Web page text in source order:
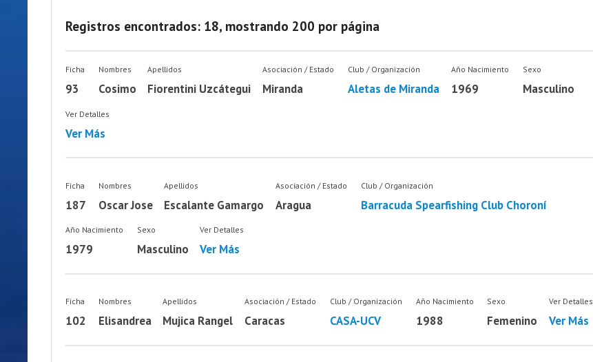
Registros encontrados: 18, mostrando 200 por página
Ficha
93
Nombres
Cosimo
Apellidos
Fiorentini Uzcátegui
Asociación / Estado
Miranda
Club / Organización
Aletas de Miranda
Año Nacimiento
1969
Sexo
Masculino
Ver Detalles
Ver Más
Ficha
187
Nombres
Oscar Jose
Apellidos
Escalante Gamargo
Asociación / Estado
Aragua
Club / Organización
Barracuda Spearfishing Club Choroní
Año Nacimiento
1979
Sexo
Masculino
Ver Detalles
Ver Más
Ficha
102
Nombres
Elisandrea
Apellidos
Mujica Rangel
Asociación / Estado
Caracas
Club / Organización
CASA-UCV
Año Nacimiento
1988
Sexo
Femenino
Ver Detalles
Ver Más